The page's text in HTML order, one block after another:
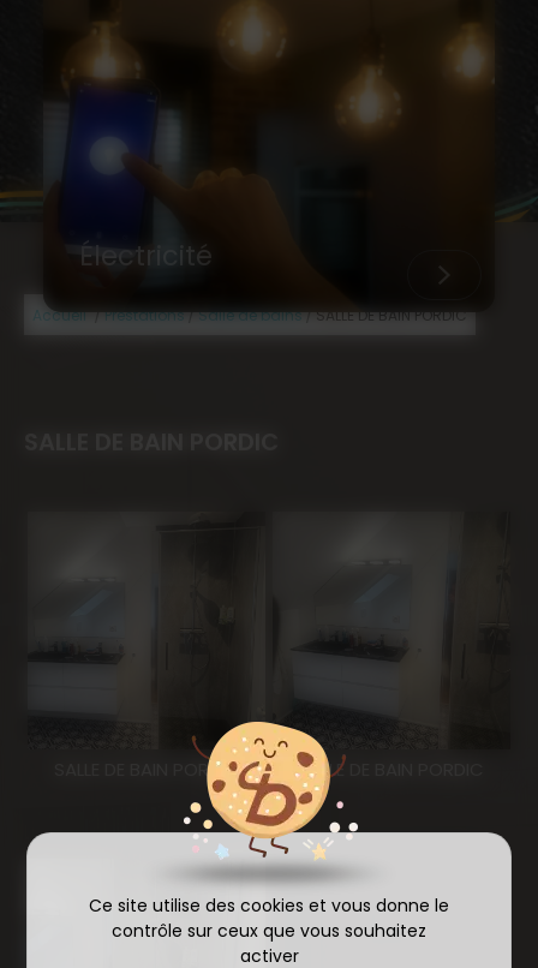
Ce site utilise des cookies et vous donne le
contrôle sur ceux que vous souhaitez
activer
Électricité
Accueil/Prestations/Salle de bains/SALLE DE BAIN PORDIC
SALLE DE BAIN PORDIC SALLE DE BAIN PORDIC